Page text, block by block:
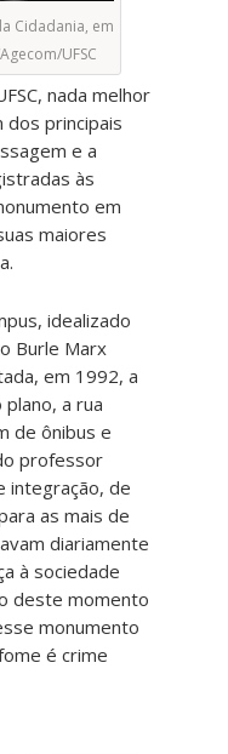
Cidadania, em
UFSC
nada melhor
dos principais
e a
às
em
maiores
idealizado
Burle Marx
em 1992, a
plano, a rua
de ônibus e
professor
integração, de
as mais de
diariamente
à sociedade
deste momento
monumento
é crime